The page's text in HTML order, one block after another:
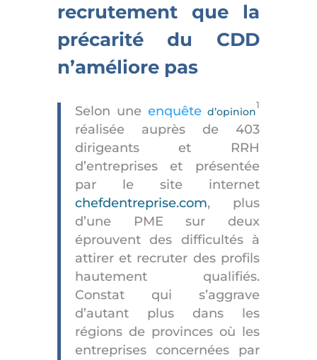
recrutement que la
précarité du CDD
n’améliore pas
Selon uneenquête d’opinion
1
réalisée auprès de 403
dirigeants et RRH
d’entreprises et présentée
par le site internet
chefdentreprise.com, plus
d’une PME sur deux
éprouvent des difficultés à
attirer et recruter des profils
hautement qualifiés.
Constat qui s’aggrave
d’autant plus dans les
régions de provinces où les
entreprises concernées par